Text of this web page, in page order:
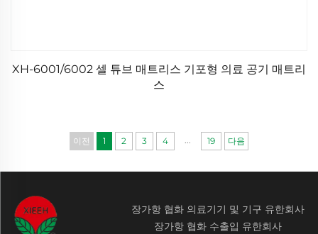
XH-6001/6002 셀 튜브 매트리스 기포형 의료 공기 매트리
스
이전 1 2 3 4 ... 19 다음
장가항 협화 의료기기 및 기구 유한회사
장가항 협화 수출입 유한회사